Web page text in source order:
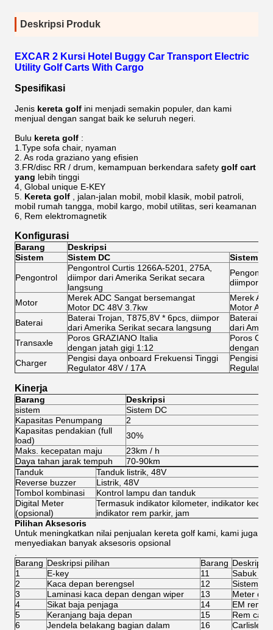
Deskripsi Produk
EXCAR 2 Kursi Hotel Buggy Car Transport Electric
Utility Golf Carts With Cargo
Spesifikasi
Jenis kereta golf ini menjadi semakin populer, dan kami
menjual dengan sangat baik ke seluruh negeri.
Bulu kereta golf :
1.Type sofa chair, nyaman
2. As roda graziano yang efisien
3.FR/disc RR / drum, kemampuan berkendara safety golf cart
yang lebih tinggi
4, Global unique E-KEY
5. Kereta golf , jalan-jalan mobil, mobil klasik, mobil patroli,
mobil rumah tangga, mobil kargo, mobil utilitas, seri keamanan
6, Rem elektromagnetik
Konfigurasi
Barang
Deskripsi
Sistem
Sistem DC Sistem AC
Pengontrol
Pengontrol Curtis 1266A-5201, 275A,
diimpor dari Amerika Serikat secara
langsung
diimpor
Motor
Merek ADC Sangat bersemangat
Motor DC 48V 3.7kw
Merek
Motor AC
Baterai
Baterai Trojan, T875,8V * 6pcs, diimpor
dari Amerika Serikat secara langsung
Baterai
dari
Transaxle
Poros GRAZIANO Italia
dengan jatah gigi 1:12
Poros
dengan
Charger
Pengisi daya onboard Frekuensi Tinggi
Regulator 48V / 17A
Pengisi
Regulator
Kinerja
Barang
Deskripsi
sistem
Sistem DC
Kapasitas Penumpang
2
Kapasitas pendakian (full
load)
30%
Maks. kecepatan maju
23km / h
Daya tahan jarak tempuh
70-90km
Tanduk
Tanduk listrik, 48V
Reverse buzzer
Listrik, 48V
Tombol kombinasi
Kontrol lampu dan tanduk
Digital Meter
(opsional)
Termasuk indikator kilometer, indikator
indikator rem parkir, jam
Pilihan Aksesoris
Untuk meningkatkan nilai penjualan kereta golf kami, kami juga
menyediakan banyak aksesoris opsional
Barang Deskripsi pilihan Barang Deskripsi
1
E-key 11
Sabuk
2
Kaca depan berengsel 12
Sistem isi
3
Laminasi kaca depan dengan wiper 13
Meter
4
Sikat baja penjaga 14
EM rem
5
Keranjang baja depan 15
Rem
6
Jendela belakang bagian dalam 16 Carlisle